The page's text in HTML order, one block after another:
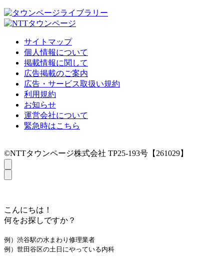
サイトマップ
個人情報について
掲載情報に関して
広告掲載のご案内
広告・サービス取扱い規約
利用規約
お知らせ
運営会社について
緊急時はこちら
©NTTタウンページ株式会社 TP25-193号【261029】
こんにちは！
何をお探しですか？
例）渋谷駅の水まわり修理業者
例）世田谷区の土日にやっている内科